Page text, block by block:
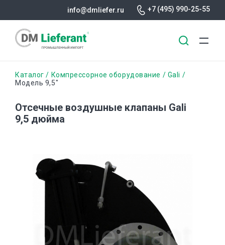
содержанию
info@dmliefer.ru +7 (495) 990-25-55
Строка
Каталог Компрессорное оборудование
Gali
Модель 9,5″
Отсечные воздушные клапаны Gali
9,5 дюйма